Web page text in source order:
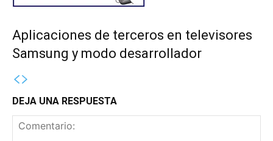
Aplicaciones de terceros en televisores
Samsung y modo desarrollador
DEJA UNA RESPUESTA